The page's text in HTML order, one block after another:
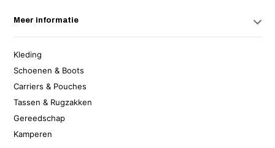
Meer informatie
Kleding
Schoenen & Boots
Carriers & Pouches
Tassen & Rugzakken
Gereedschap
Kamperen